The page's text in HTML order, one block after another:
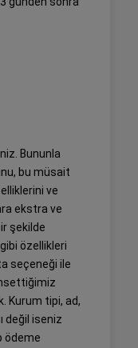
Bununla
bu müsait
ve
ekstra ve
şekilde
özellikleri
seçeneği ile
Kurum tipi, ad,
değil iseniz
ödeme